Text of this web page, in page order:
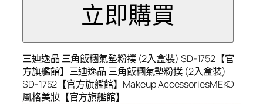
三迪逸品 三角飯糰氣墊粉撲 (2入盒裝) SD-1752【官
方旗艦館】三迪逸品 三角飯糰氣墊粉撲 (2入盒裝)
SD-1752【官方旗艦館】Makeup AccessoriesMEKO
風格美妝【官方旗艦館】